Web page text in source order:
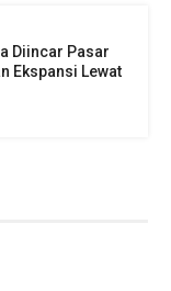
Diincar Pasar
Ekspansi Lewat